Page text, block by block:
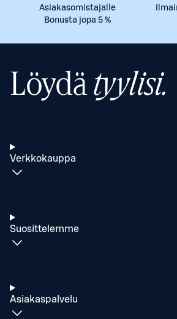
Asiakasomistajalle
Bonusta jopa 5 %
Löydätyylisi.
Verkkokauppa
Suosittelemme
Asiakaspalvelu